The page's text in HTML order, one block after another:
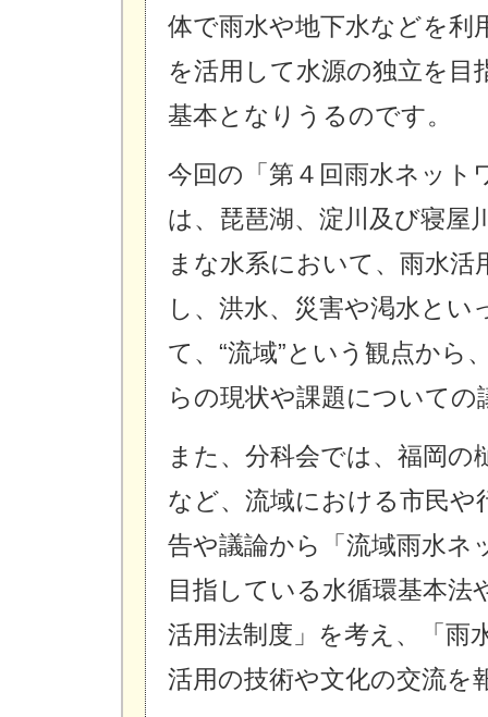
体で雨水や地下水などを利
を活用して水源の独立を
基本となりうるのです。
今回の「第４回雨水ネット
は、琵琶湖、淀川及び寝屋
まな水系において、雨水
し、洪水、災害や渇水と
て、“流域”という観点から
らの現状や課題について
また、分科会では、福岡の
など、流域における市民や
告や議論から「流域雨水ネ
目指している水循環基本法
活用法制度」を考え、「雨
活用の技術や文化の交流を